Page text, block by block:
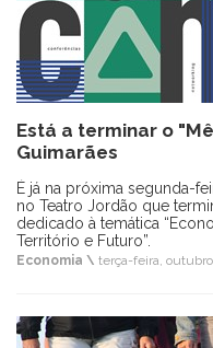
Está a terminar o
Guimarães
É já na próxima segunda-
no Teatro Jordão que
dedicado à temática
Território e Futuro”.
Economia \ terça-feira,